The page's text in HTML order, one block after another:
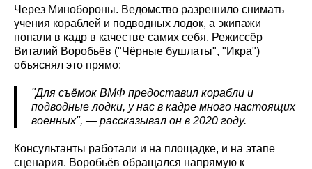
Через Минобороны. Ведомство разрешило снимать
учения кораблей и подводных лодок, а экипажи
попали в кадр в качестве самих себя. Режиссёр
Виталий Воробьёв ("Чёрные бушлаты", "Икра")
объяснял это прямо:
"Для съёмок ВМФ предоставил корабли и
подводные лодки, у нас в кадре много настоящих
военных", — рассказывал он в 2020 году.
Консультанты работали и на площадке, и на этапе
сценария. Воробьёв обращался напрямую к